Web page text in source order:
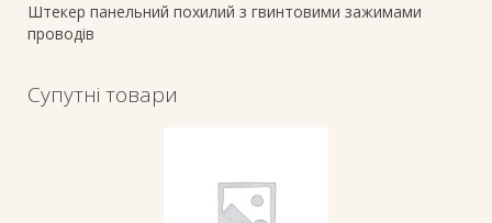
Штекер панельний похилий з гвинтовими зажимами
проводів
Супутні товари